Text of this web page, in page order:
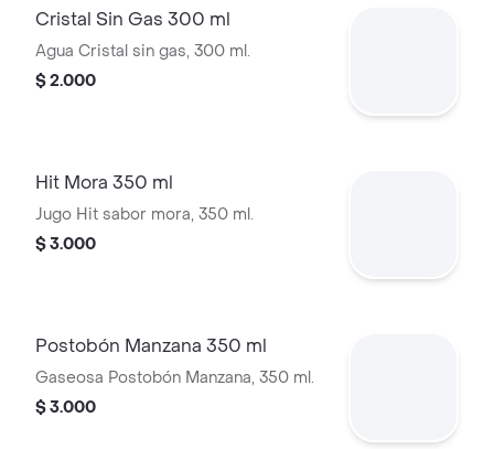
Cristal Sin Gas 300 ml
Agua Cristal sin gas, 300 ml.
$ 2.000
Hit Mora 350 ml
Jugo Hit sabor mora, 350 ml.
$ 3.000
Postobón Manzana 350 ml
Gaseosa Postobón Manzana, 350 ml.
$ 3.000